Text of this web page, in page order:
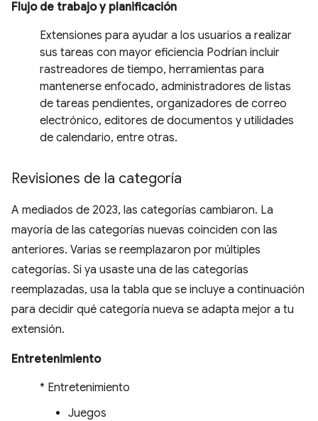
Flujo de trabajo y planificación
Extensiones para ayudar a los usuarios a realizar
sus tareas con mayor eficiencia Podrían incluir
rastreadores de tiempo, herramientas para
mantenerse enfocado, administradores de listas
de tareas pendientes, organizadores de correo
electrónico, editores de documentos y utilidades
de calendario, entre otras.
Revisiones de la categoría
A mediados de 2023, las categorías cambiaron. La
mayoría de las categorías nuevas coinciden con las
anteriores. Varias se reemplazaron por múltiples
categorías. Si ya usaste una de las categorías
reemplazadas, usa la tabla que se incluye a continuación
para decidir qué categoría nueva se adapta mejor a tu
extensión.
Entretenimiento
* Entretenimiento
Juegos